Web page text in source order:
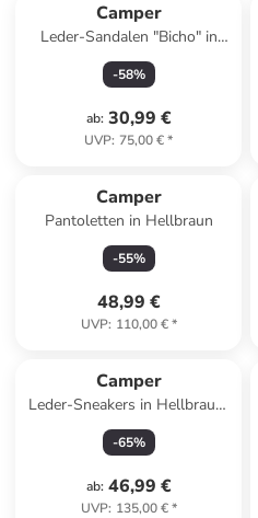
Camper
Leder-Sandalen "Bicho" in
Rosa
-58%
ab: 30,99 €
UVP: 75,00 €*
Camper
Pantoletten in Hellbraun
-55%
48,99 €
UVP: 110,00 €*
Camper
Leder-Sneakers in Hellbraun/
Beige
-65%
ab: 46,99 €
UVP: 135,00 €*